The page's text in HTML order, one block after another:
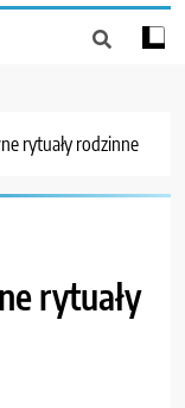
rytuały rodzinne
rytuały